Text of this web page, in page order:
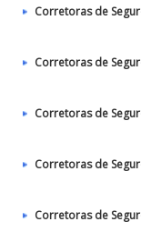
Corretoras de
Corretoras de
Corretoras de
Corretoras de
Corretoras de